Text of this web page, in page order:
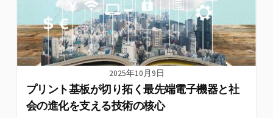
2025年10月9日
プリント基板が切り拓く最先端電子機器と社
会の進化を支える技術の核心